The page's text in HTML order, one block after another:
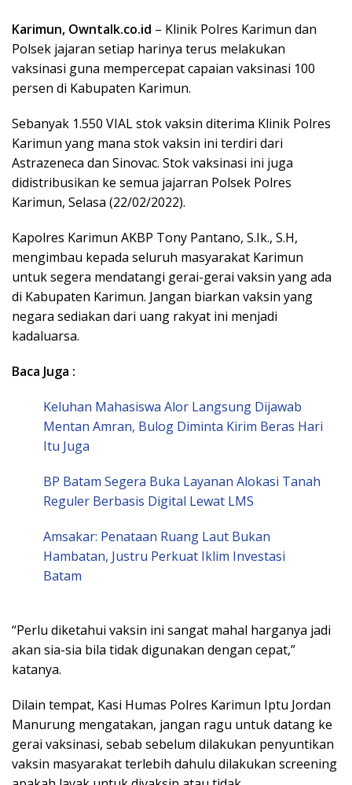
Karimun, Owntalk.co.id – Klinik Polres Karimun dan
Polsek jajaran setiap harinya terus melakukan
vaksinasi guna mempercepat capaian vaksinasi 100
persen di Kabupaten Karimun.
Sebanyak 1.550 VIAL stok vaksin diterima Klinik Polres
Karimun yang mana stok vaksin ini terdiri dari
Astrazeneca dan Sinovac. Stok vaksinasi ini juga
didistribusikan ke semua jajarran Polsek Polres
Karimun, Selasa (22/02/2022).
Kapolres Karimun AKBP Tony Pantano, S.Ik., S.H,
mengimbau kepada seluruh masyarakat Karimun
untuk segera mendatangi gerai-gerai vaksin yang ada
di Kabupaten Karimun. Jangan biarkan vaksin yang
negara sediakan dari uang rakyat ini menjadi
kadaluarsa.
Baca Juga :
Keluhan Mahasiswa Alor Langsung Dijawab
Mentan Amran, Bulog Diminta Kirim Beras Hari
Itu Juga
BP Batam Segera Buka Layanan Alokasi Tanah
Reguler Berbasis Digital Lewat LMS
Amsakar: Penataan Ruang Laut Bukan
Hambatan, Justru Perkuat Iklim Investasi
Batam
“Perlu diketahui vaksin ini sangat mahal harganya jadi
akan sia-sia bila tidak digunakan dengan cepat,”
katanya.
Dilain tempat, Kasi Humas Polres Karimun Iptu Jordan
Manurung mengatakan, jangan ragu untuk datang ke
gerai vaksinasi, sebab sebelum dilakukan penyuntikan
vaksin masyarakat terlebih dahulu dilakukan screening